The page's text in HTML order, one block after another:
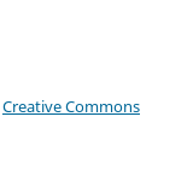
Creative Commons